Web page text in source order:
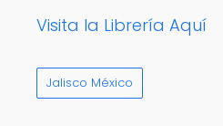
Visita la Librería Aquí
Jalisco México